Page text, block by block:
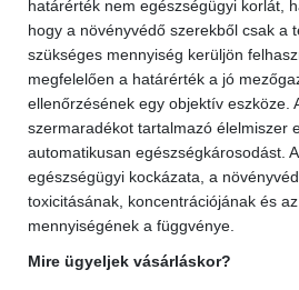
határérték nem egészségügyi korlát,
hogy a növényvédő szerekből csak a
szükséges mennyiség kerüljön
megfelelően a határérték a jó
ellenőrzésének egy objektív eszköze.
szermaradékot tartalmazó élelmiszer
automatikusan egészségkárosodást.
egészségügyi kockázata, a
toxicitásának, koncentrációjának és
mennyiségének a függvénye.
Mire ügyeljek vásárláskor?